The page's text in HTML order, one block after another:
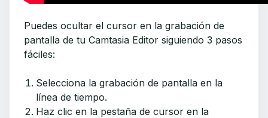
Puedes ocultar el cursor en la grabación de
pantalla de tu Camtasia Editor siguiendo 3 pasos
fáciles:
Selecciona la grabación de pantalla en la
línea de tiempo.
Haz clic en la pestaña de cursor en la